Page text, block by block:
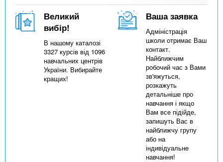
Великий
вибір!
В нашому каталозі
3327 курсів від 1096
навчальних центрів
України. Вибирайте
кращих!
Ваша заявка
Адміністрація
школи отримає Ваш
контакт.
Найближчим
робочий час з Вами
зв'яжуться,
розкажуть
детальніше про
навчання і якщо
Вам все підійде,
запишуть Вас в
найближчу групу
або на
індивідуальне
навчання!